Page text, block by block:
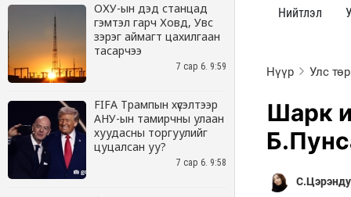
ОХУ-ын дэд станцад
гэмтэл гарч Ховд, Увс
зэрэг аймагт цахилгаан
тасарчээ
7 сар 6. 9:59
FIFA Трампын хүсэлтээр
АНУ-ын тамирчны улаан
хуудасны торгуулийг
цуцалсан уу?
7 сар 6. 9:58